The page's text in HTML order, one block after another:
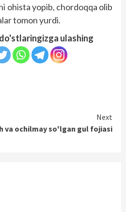
ohista yopib, chordoqqa olib
tomon yurdi.
ulashing
Next
va ochilmay so'lgan gul fojiasi